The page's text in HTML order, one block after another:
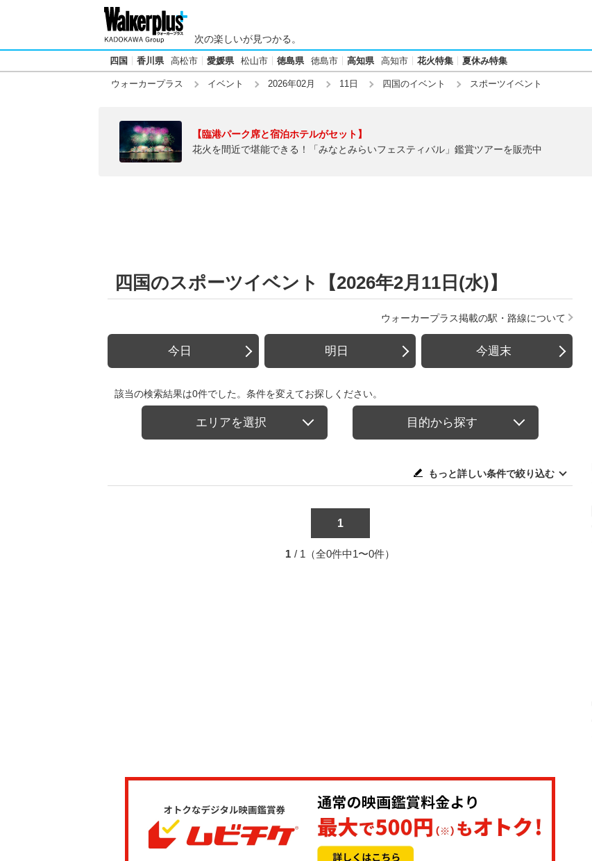
次の楽しいが見つかる。
四国 香川県 高松市 愛媛県 松山市 徳島県 徳島市 高知県 高知市 花火特集 夏休み特集
ウォーカープラス イベント 2026年02月 11日 四国のイベント スポーツイベント
【臨港パーク席と宿泊ホテルがセット】
花火を間近で堪能できる！「みなとみらいフェスティバル」鑑賞ツアーを販売中
四国のスポーツイベント【2026年2月11日(水)】
ウォーカープラス掲載の駅・路線について
今日 明日 今週末
該当の検索結果は0件でした。条件を変えてお探しください。
エリアを選択 目的から探す
もっと詳しい条件で絞り込む
1
1 / 1（全0件中1〜0件）